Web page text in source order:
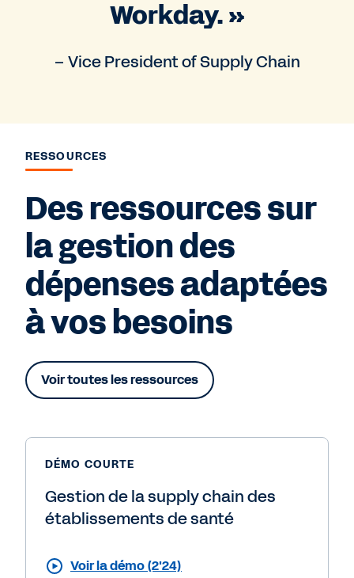
Workday. »
– Vice President of Supply Chain
RESSOURCES
Des ressources sur
la gestion des
dépenses adaptées
à vos besoins
Voir toutes les ressources
DÉMO COURTE
Gestion de la supply chain des
établissements de santé
Voir la démo (2'24)